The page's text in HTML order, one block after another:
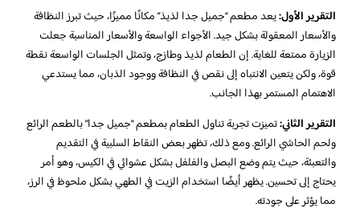
التقرير الأول:يعد مطعم “جميل جدا لذيذ” مكانًا مميزًا، حيث تبرز النظافة
والأسعار المعقولة بشكل جيد. الأجواء الواسعة والأسعار المناسبة جعلت
الزيارة ممتعة للغاية. إن الطعام لذيذ وطازج، وتمثل الجلسات الواسعة نقطة
قوة، ولكن يتعين الانتباه إلى نقص في النظافة ووجود الذبان، مما يستدعي
الاهتمام المستمر بهذا الجانب.
التقرير الثاني:تميزت تجربة تناول الطعام بمطعم “جميل جدا” بالطعم الرائع
ولحم الحاشي الرائع. ومع ذلك، تظهر بعض النقاط السلبية في التقديم
والتعبئة، حيث يتم وضع البصل والفلفل بشكل عشوائي في الكيس، وهو أمر
يحتاج إلى تحسين. يظهر أيضًا استخدام الزيت في الطهي بشكل ملحوظ في الرز،
مما يؤثر على جودته.